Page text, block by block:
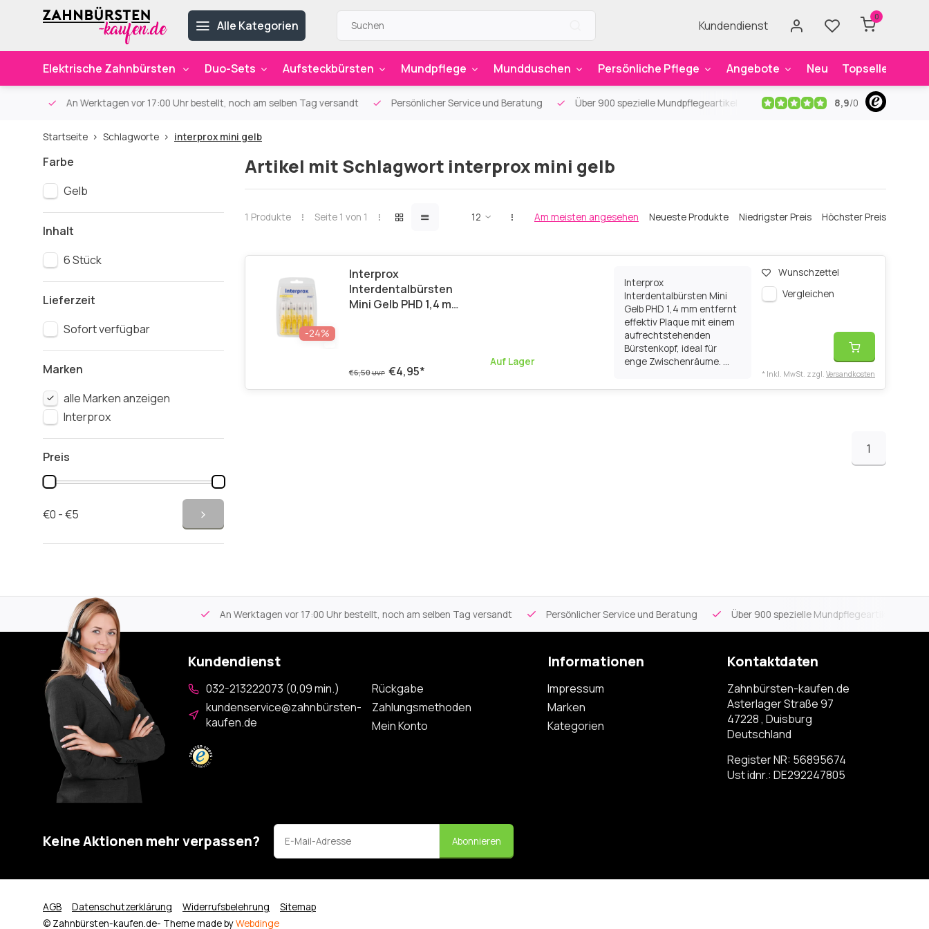
Alle Kategorien Kundendienst
0
Elektrische Zahnbürsten Duo-Sets Aufsteckbürsten Mundpflege Mundduschen Persönliche Pflege Angebote Neu Topseller
An Werktagen vor 17:00 Uhr bestellt, noch am selben Tag versandt Persönlicher Service und Beratung Über 900 spezielle Mundpflegeartikel Kostenloser Versandab 59€
8,9/0
Startseite Schlagworte interprox mini gelb
Farbe
Gelb
Inhalt
6 Stück
Lieferzeit
Sofort verfügbar
Marken
alle Marken anzeigen
Interprox
Preis
€0 - €5
Artikel mit Schlagwort interprox mini gelb
1 Produkte Seite 1 von 1 Am meisten angesehen Neueste Produkte Niedrigster Preis Höchster Preis
-24%
Interprox
Interdentalbürsten
Mini Gelb PHD 1,4 mm
€6,50UVP €4,95*
Auf Lager
Interprox
Interdentalbürsten Mini
Gelb PHD 1,4 mm entfernt
effektiv Plaque mit einem
aufrechtstehenden
Bürstenkopf, ideal für
enge Zwischenräume. ...
Wunschzettel
Vergleichen
* Inkl. MwSt. zzgl.Versandkosten
1
Kostenloser Versand An Werktagen vor 17:00 Uhr bestellt, noch am selben Tag versandt Persönlicher Service und Beratung Über 900 spezielle Mundpflegeartikel
Kundendienst
032-213222073 (0,09 min.)
kundenservice@zahnbürsten-
kaufen.de
Rückgabe
Zahlungsmethoden
Mein Konto
Informationen
Impressum
Marken
Kategorien
Kontaktdaten
Zahnbürsten-kaufen.de
Asterlager Straße 97
47228 , Duisburg
Deutschland
Register NR: 56895674
Ust idnr.: DE292247805
Keine Aktionen mehr verpassen? Abonnieren
AGB Datenschutzerklärung Widerrufsbelehrung
Sitemap
© Zahnbürsten-kaufen.de- Theme made byWebdinge